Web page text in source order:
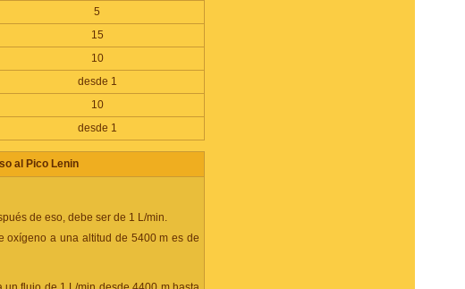
5
15
10
desde 1
10
desde 1
al Pico Lenin
de eso, debe ser de 1 L/min.
oxígeno a una altitud de 5400 m es de